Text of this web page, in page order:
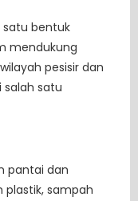
satu bentuk
mendukung
pesisir dan
salah satu
pantai dan
plastik, sampah